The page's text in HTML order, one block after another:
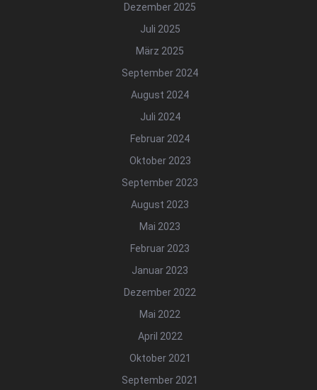
Dezember 2025
Juli 2025
März 2025
September 2024
August 2024
Juli 2024
Februar 2024
Oktober 2023
September 2023
August 2023
Mai 2023
Februar 2023
Januar 2023
Dezember 2022
Mai 2022
April 2022
Oktober 2021
September 2021